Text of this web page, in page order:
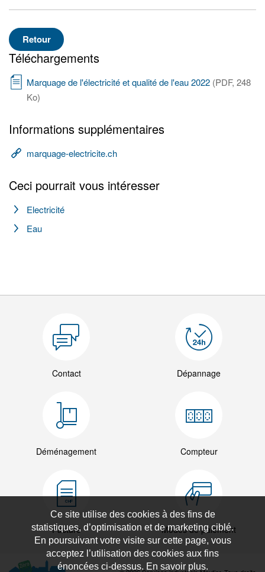
Retour
Téléchargements
Marquage de l'électricité et qualité de l'eau 2022 (PDF, 248
Ko)
Informations supplémentaires
marquage-electricite.ch
Ceci pourrait vous intéresser
Electricité
Eau
Contact Dépannage
Déménagement Compteur
Facture Modes de paiement
Ce site utilise des cookies à des fins de
statistiques, d’optimisation et de marketing ciblé.
En poursuivant votre visite sur cette page, vous
acceptez l’utilisation des cookies aux fins
énoncées ci-dessus. En savoir plus.